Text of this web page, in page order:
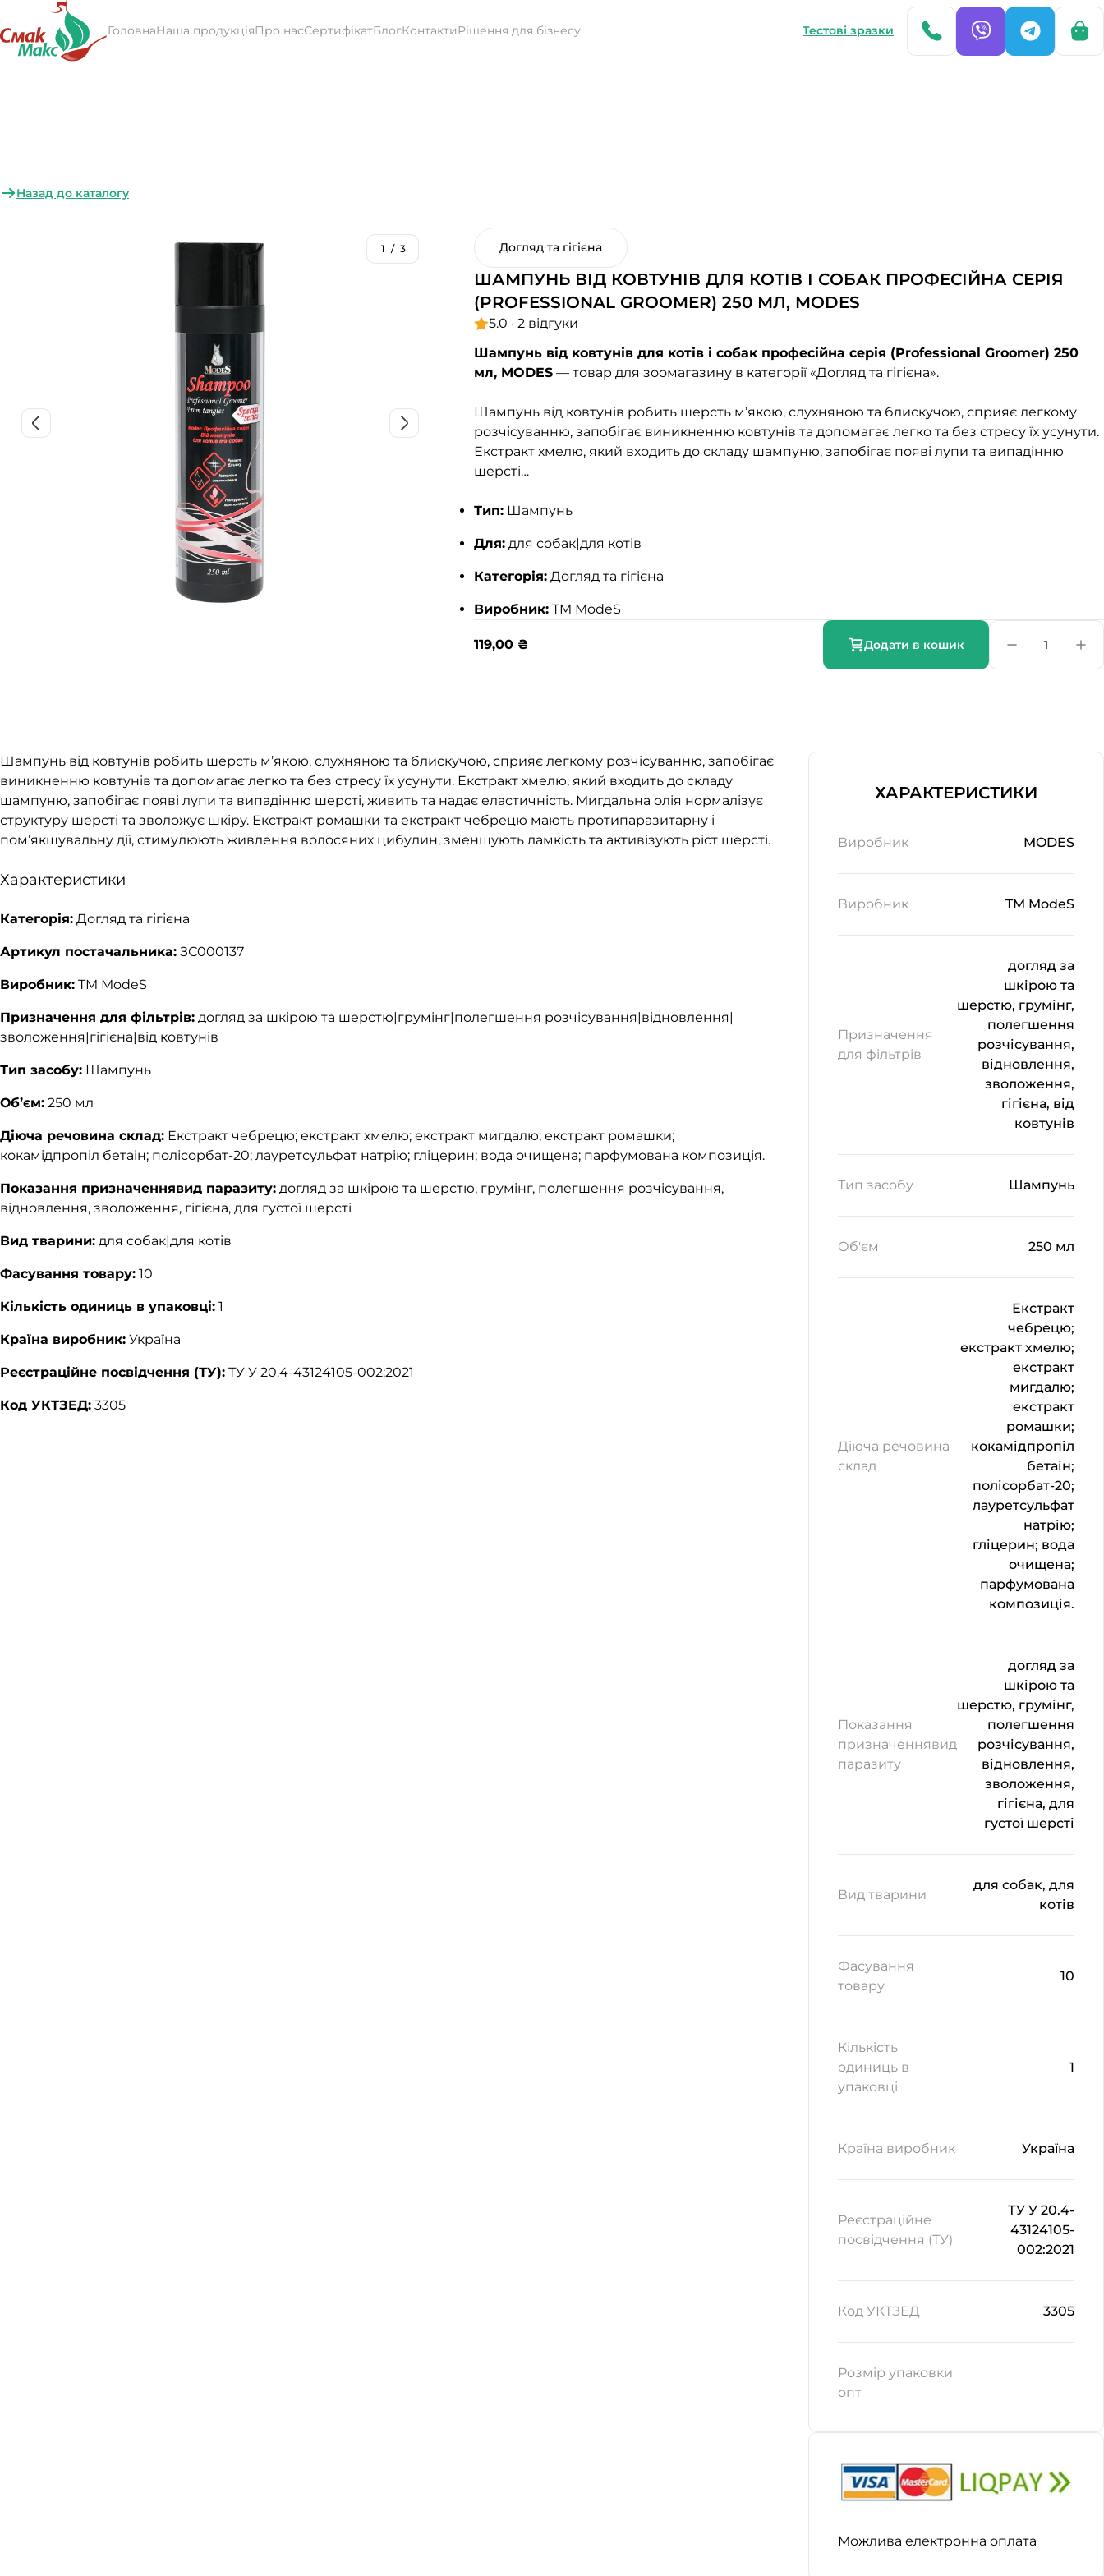
ГоловнаНаша продукціяПро насСертифікатБлогКонтактиРішення для бізнесу Тестові зразки
Назад до каталогу
1 / 3 Догляд та гігієна
ШАМПУНЬ ВІД КОВТУНІВ ДЛЯ КОТІВ І СОБАК ПРОФЕСІЙНА СЕРІЯ
(PROFESSIONAL GROOMER) 250 МЛ, MODES
5.0 · 2 відгуки
Шампунь від ковтунів для котів і собак професійна серія (Professional Groomer) 250
мл, MODES— товар для зоомагазину в категорії «Догляд та гігієна».
Шампунь від ковтунів робить шерсть м’якою, слухняною та блискучою, сприяє легкому
розчісуванню, запобігає виникненню ковтунів та допомагає легко та без стресу їх усунути.
Екстракт хмелю, який входить до складу шампуню, запобігає появі лупи та випадінню
шерсті…
Тип:Шампунь
Для:для собак|для котів
Категорія:Догляд та гігієна
Виробник:TM ModeS
119,00 ₴ Додати в кошик
Шампунь від ковтунів робить шерсть м’якою, слухняною та блискучою, сприяє легкому розчісуванню, запобігає
виникненню ковтунів та допомагає легко та без стресу їх усунути. Екстракт хмелю, який входить до складу
шампуню, запобігає появі лупи та випадінню шерсті, живить та надає еластичність. Мигдальна олія нормалізує
структуру шерсті та зволожує шкіру. Екстракт ромашки та екстракт чебрецю мають протипаразитарну і
пом’якшувальну дії, стимулюють живлення волосяних цибулин, зменшують ламкість та активізують ріст шерсті.
Характеристики
Категорія: Догляд та гігієна
Артикул постачальника: ЗС000137
Виробник: TM ModeS
Призначення для фільтрів: догляд за шкірою та шерстю|грумінг|полегшення розчісування|відновлення|
зволоження|гігієна|від ковтунів
Тип засобу: Шампунь
Об’єм: 250 мл
Діюча речовина склад: Екстракт чебрецю; екстракт хмелю; екстракт мигдалю; екстракт ромашки;
кокамідпропіл бетаін; полісорбат-20; лауретсульфат натрію; гліцерин; вода очищена; парфумована композиція.
Показання призначеннявид паразиту: догляд за шкірою та шерстю, грумінг, полегшення розчісування,
відновлення, зволоження, гігієна, для густої шерсті
Вид тварини: для собак|для котів
Фасування товару: 10
Кількість одиниць в упаковці: 1
Країна виробник: Україна
Реєстраційне посвідчення (ТУ): ТУ У 20.4-43124105-002:2021
Код УКТЗЕД: 3305
ХАРАКТЕРИСТИКИ
Виробник MODES
Виробник TM ModeS
Призначення
для фільтрів
догляд за
шкірою та
шерстю, грумінг,
полегшення
розчісування,
відновлення,
зволоження,
гігієна, від
ковтунів
Тип засобу Шампунь
Об'єм 250 мл
Діюча речовина
склад
Екстракт
чебрецю;
екстракт хмелю;
екстракт
мигдалю;
екстракт
ромашки;
кокамідпропіл
бетаін;
полісорбат-20;
лауретсульфат
натрію;
гліцерин; вода
очищена;
парфумована
композиція.
Показання
призначеннявид
паразиту
догляд за
шкірою та
шерстю, грумінг,
полегшення
розчісування,
відновлення,
зволоження,
гігієна, для
густої шерсті
Вид тварини
для собак, для
котів
Фасування
товару
10
Кількість
одиниць в
упаковці
1
Країна виробник Україна
Реєстраційне
посвідчення (ТУ)
ТУ У 20.4-
43124105-
002:2021
Код УКТЗЕД 3305
Розмір упаковки
опт
Можлива електронна оплата